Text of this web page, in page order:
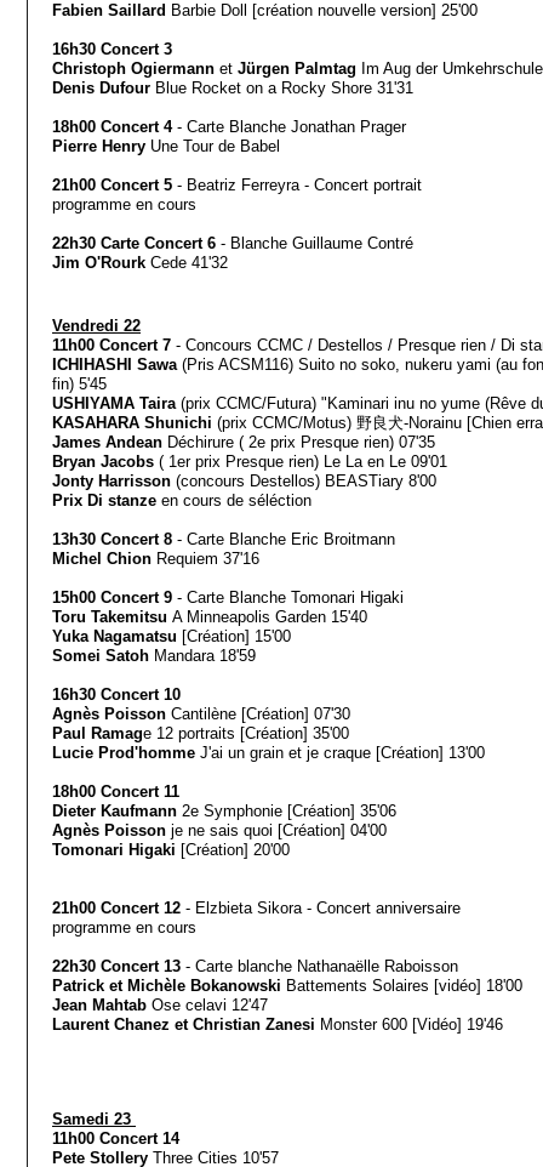
Fabien Saillard Barbie Doll [création nouvelle version] 25'00
16h30 Concert 3
Christoph Ogiermann et Jürgen Palmtag Im Aug der
Denis Dufour Blue Rocket on a Rocky Shore 31'31
18h00 Concert 4- Carte Blanche Jonathan Prager
Pierre Henry Une Tour de Babel
21h00 Concert 5 - Beatriz Ferreyra - Concert portrait
programme en cours
22h30 Carte Concert 6 - Blanche Guillaume Contré
Jim O'Rourk Cede 41'32
Vendredi 22
11h00 Concert 7 - Concours CCMC / Destellos / Presque rien / Di
ICHIHASHI Sawa(Pris ACSM116) Suito no soko, nukeru yami (au
fin) 5'45
USHIYAMA Taira(prix CCMC/Futura) "Kaminari inu no yume (Rêve
KASAHARA Shunichi (prix CCMC/Motus) 野良犬-Norainu [Chien
James Andean Déchirure ( 2e prix Presque rien) 07'35
Bryan Jacobs ( 1er prix Presque rien) Le La en Le 09'01
Jonty Harrisson (concours Destellos) BEASTiary 8'00
Prix Di stanze en cours de séléction
13h30 Concert 8 - Carte Blanche Eric Broitmann
Michel Chion Requiem 37'16
15h00 Concert 9 - Carte Blanche Tomonari Higaki
Toru Takemitsu A Minneapolis Garden 15'40
Yuka Nagamatsu [Création] 15'00
Somei Satoh Mandara 18'59
16h30 Concert 10
Agnès Poisson Cantilène [Création] 07'30
Paul Ramage 12 portraits [Création] 35'00
Lucie Prod'homme J'ai un grain et je craque [Création] 13'00
18h00 Concert 11
Dieter Kaufmann 2e Symphonie [Création] 35'06
Agnès Poisson je ne sais quoi [Création] 04'00
Tomonari Higaki [Création] 20'00
21h00 Concert 12 - Elzbieta Sikora - Concert anniversaire
programme en cours
22h30 Concert 13 - Carte blanche Nathanaëlle Raboisson
Patrick et Michèle Bokanowski Battements Solaires [vidéo] 18'00
Jean Mahtab Ose celavi 12'47
Laurent Chanez et Christian Zanesi Monster 600 [Vidéo] 19'46
Samedi 23
11h00 Concert 14
Pete Stollery Three Cities 10'57